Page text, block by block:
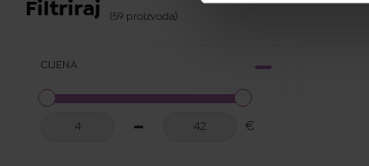
Filtriraj (59 proizvoda)
CIJENA